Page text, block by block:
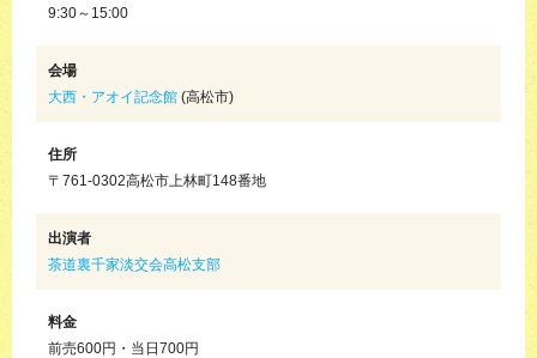
9:30～15:00
会場
大西・アオイ記念館 (高松市)
住所
〒761-0302高松市上林町148番地
出演者
茶道裏千家淡交会高松支部
料金
前売600円・当日700円